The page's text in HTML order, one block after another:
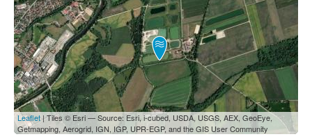
Leaflet | Tiles © Esri — Source: Esri, i-cubed, USDA, USGS, AEX, GeoEye,
Getmapping, Aerogrid, IGN, IGP, UPR-EGP, and the GIS User Community